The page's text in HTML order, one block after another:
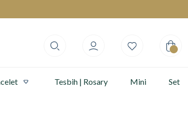
Tesbih | Rosary Mini Set